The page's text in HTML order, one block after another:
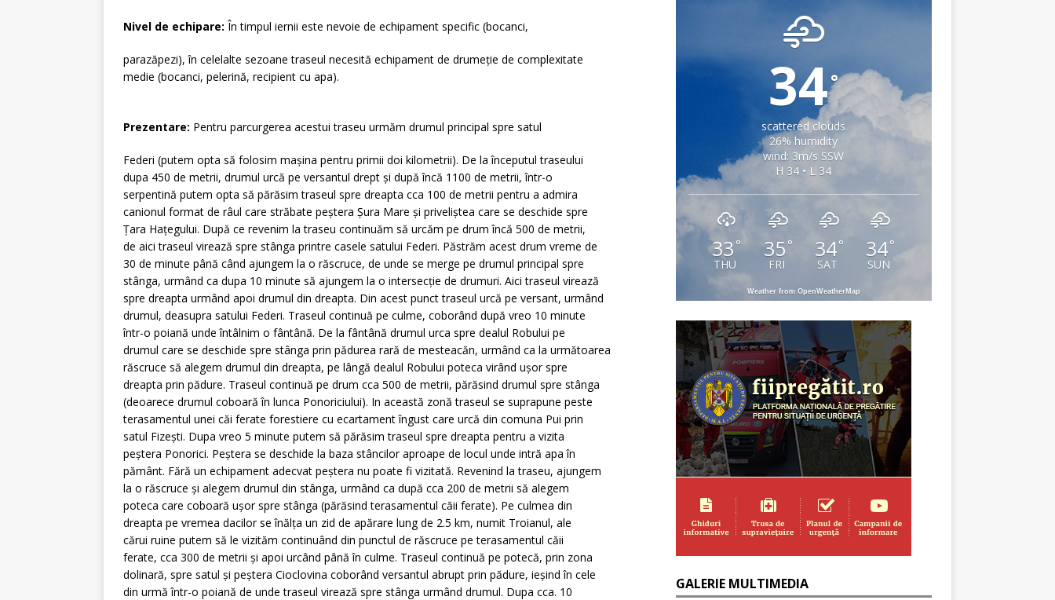
Nivel de echipare: În timpul iernii este nevoie de echipament specific (bocanci,
parazăpezi), în celelalte sezoane traseul necesită echipament de drumeţie de complexitate
medie (bocanci, pelerină, recipient cu apa).
Prezentare: Pentru parcurgerea acestui traseu urmăm drumul principal spre satul
Federi (putem opta să folosim mașina pentru primii doi kilometrii). De la începutul traseului
dupa 450 de metrii, drumul urcă pe versantul drept și după încă 1100 de metrii, într-o
serpentină putem opta să părăsim traseul spre dreapta cca 100 de metrii pentru a admira
canionul format de râul care străbate peștera Șura Mare și priveliștea care se deschide spre
Țara Hațegului. După ce revenim la traseu continuăm să urcăm pe drum încă 500 de metrii,
de aici traseul virează spre stânga printre casele satului Federi. Păstrăm acest drum vreme de
30 de minute până când ajungem la o răscruce, de unde se merge pe drumul principal spre
stânga, urmând ca dupa 10 minute să ajungem la o intersecție de drumuri. Aici traseul virează
spre dreapta urmând apoi drumul din dreapta. Din acest punct traseul urcă pe versant, urmând
drumul, deasupra satului Federi. Traseul continuă pe culme, coborând după vreo 10 minute
într-o poiană unde întâlnim o fântână. De la fântână drumul urca spre dealul Robului pe
drumul care se deschide spre stânga prin pădurea rară de mesteacăn, urmând ca la următoarea
răscruce să alegem drumul din dreapta, pe lângă dealul Robului poteca virând ușor spre
dreapta prin pădure. Traseul continuă pe drum cca 500 de metrii, părăsind drumul spre stânga
(deoarece drumul coboară în lunca Ponoriciului). In această zonă traseul se suprapune peste
terasamentul unei căi ferate forestiere cu ecartament îngust care urcă din comuna Pui prin
satul Fizești. Dupa vreo 5 minute putem să părăsim traseul spre dreapta pentru a vizita
peștera Ponorici. Peștera se deschide la baza stâncilor aproape de locul unde intră apa în
pământ. Fără un echipament adecvat peștera nu poate fi vizitată. Revenind la traseu, ajungem
la o răscruce și alegem drumul din stânga, urmând ca după cca 200 de metrii să alegem
poteca care coboară ușor spre stânga (părăsind terasamentul căii ferate). Pe culmea din
dreapta pe vremea dacilor se înălța un zid de apărare lung de 2.5 km, numit Troianul, ale
cărui ruine putem să le vizităm continuând din punctul de răscruce pe terasamentul căii
ferate, cca 300 de metrii și apoi urcând până în culme. Traseul continuă pe potecă, prin zona
dolinară, spre satul și peștera Cioclovina coborând versantul abrupt prin pădure, ieșind în cele
din urmă într-o poiană de unde traseul virează spre stânga urmând drumul. Dupa cca. 10
34°
scattered clouds
26% humidity
wind: 3m/s SSW
H 34 • L 34
33 °
THU
35 °
FRI
34°
SAT
34°
SUN
Weather from OpenWeatherMap
GALERIE MULTIMEDIA